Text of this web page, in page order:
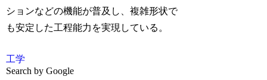
ションなどの機能が普及し、複雑形状で
も安定した工程能力を実現している。
工学
Search by Google